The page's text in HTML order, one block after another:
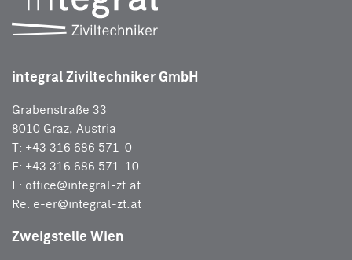
integral Ziviltechniker GmbH
Grabenstraße 33
8010 Graz, Austria
T: +43 316 686 571-0
F: +43 316 686 571-10
E: office@integral-zt.at
Re: e-er@integral-zt.at
Zweigstelle Wien